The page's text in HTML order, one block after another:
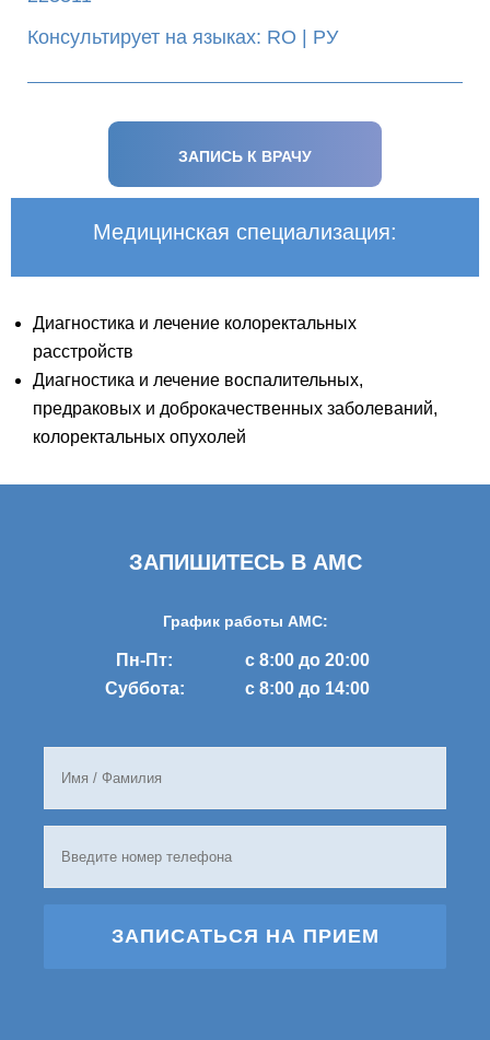
Консультирует на языках: RO | РУ
ЗАПИСЬ К ВРАЧУ
Медицинская специализация:
Диагностика и лечение колоректальных
расстройств
Диагностика и лечение воспалительных,
предраковых и доброкачественных заболеваний,
колоректальных опухолей
ЗАПИШИТЕСЬ В AMC
График работы AMC:
Пн-Пт:
с 8:00 до 20:00
Суббота:
с 8:00 до 14:00
ЗАПИСАТЬСЯ НА ПРИЕМ